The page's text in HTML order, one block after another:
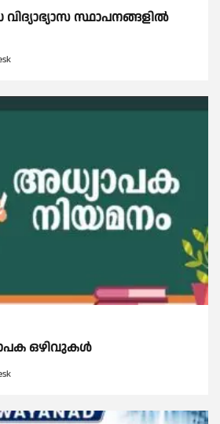
വിദ്യാഭ്യാസ സ്ഥാപനങ്ങളിൽ
ഒഴിവുകൾ